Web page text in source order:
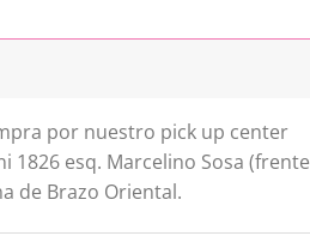
por nuestro pick up center
1826 esq. Marcelino Sosa (frente
de Brazo Oriental.